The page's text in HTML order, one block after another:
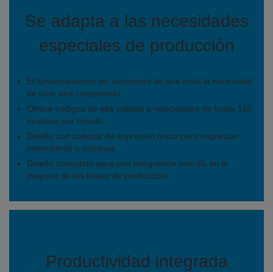
Se adapta a las necesidades
especiales de producción
El funcionamiento sin suministro de aire evita la necesidad
de usar aire comprimido
Ofrece códigos de alta calidad a velocidades de hasta 150
envases por minuto
Diseño con cabezal de impresión único para impresión
intermitente o continua
Diseño compacto para una integración sencilla en la
mayoría de las líneas de producción
Productividad integrada